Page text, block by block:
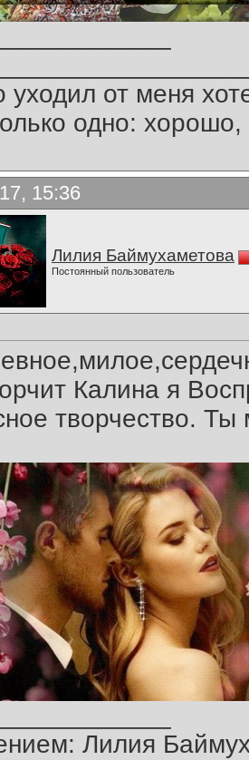
уходил от меня
одно:
15:36
Лилия Баймухаметова
Постоянный пользователь
Калина я
творчество.
Лилия